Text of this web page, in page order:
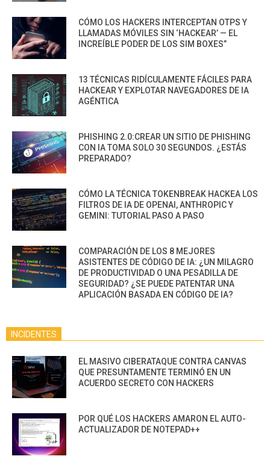
CÓMO LOS HACKERS INTERCEPTAN OTPS Y
LLAMADAS MÓVILES SIN ‘HACKEAR’ — EL
INCREÍBLE PODER DE LOS SIM BOXES”
13 TÉCNICAS RIDÍCULAMENTE FÁCILES PARA
HACKEAR Y EXPLOTAR NAVEGADORES DE IA
AGÉNTICA
PHISHING 2.0:CREAR UN SITIO DE PHISHING
CON IA TOMA SOLO 30 SEGUNDOS. ¿ESTÁS
PREPARADO?
CÓMO LA TÉCNICA TOKENBREAK HACKEA LOS
FILTROS DE IA DE OPENAI, ANTHROPIC Y
GEMINI: TUTORIAL PASO A PASO
COMPARACIÓN DE LOS 8 MEJORES
ASISTENTES DE CÓDIGO DE IA: ¿UN MILAGRO
DE PRODUCTIVIDAD O UNA PESADILLA DE
SEGURIDAD? ¿SE PUEDE PATENTAR UNA
APLICACIÓN BASADA EN CÓDIGO DE IA?
INCIDENTES
EL MASIVO CIBERATAQUE CONTRA CANVAS
QUE PRESUNTAMENTE TERMINÓ EN UN
ACUERDO SECRETO CON HACKERS
POR QUÉ LOS HACKERS AMARON EL AUTO-
ACTUALIZADOR DE NOTEPAD++